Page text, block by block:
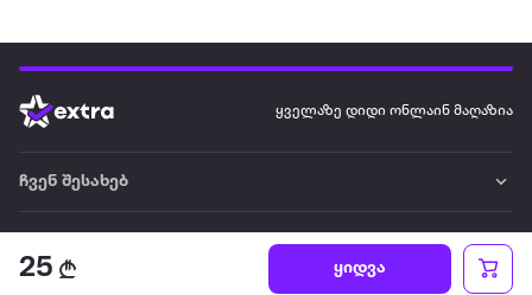
25 ყიდვა
ყველაზე დიდი ონლაინ მაღაზია
ჩვენ შესახებ